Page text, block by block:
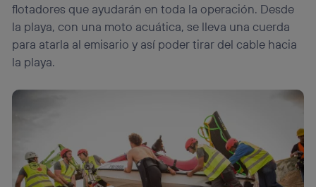
flotadores que ayudarán en toda la operación. Desde
la playa, con una moto acuática, se lleva una cuerda
para atarla al emisario y así poder tirar del cable hacia
la playa.